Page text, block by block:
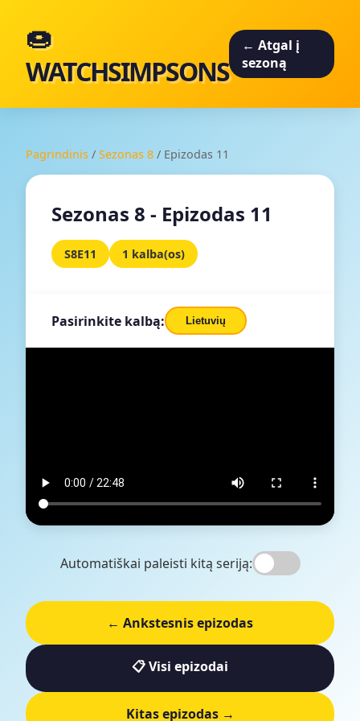
🍩
WATCHSIMPSONS
← Atgal į
sezoną
Pagrindinis / Sezonas 8 / Epizodas 11
Sezonas 8 - Epizodas 11
S8E11 1 kalba(os)
Pasirinkite kalbą: Lietuvių
Automatiškai paleisti kitą seriją:
← Ankstesnis epizodas
📋 Visi epizodai
Kitas epizodas →